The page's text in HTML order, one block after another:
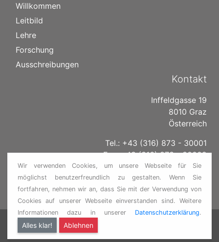
Willkommen
Leitbild
Lehre
Forschung
Ausschreibungen
Kontakt
Inffeldgasse 19
8010 Graz
Österreich
Tel.: +43 (316) 873 - 30001
Fax: +43 (316) 873 - 30002
E-Mail:
institut@ivt.tugraz.at
www.itna.tugraz.at
Kontakt
ITNA TU GRAZ
•TU GRAZ
Wir verwenden Cookies, um unsere Webseite für Sie
möglichst benutzerfreundlich zu gestalten. Wenn Sie
fortfahren, nehmen wir an, dass Sie mit der Verwendung von
Cookies auf unserer Webseite einverstanden sind. Weitere
Informationen dazu in unserer Datenschutzerklärung.
Alles klar! Ablehnen